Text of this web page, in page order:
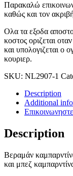
Παρακαλώ
καθώς και τον
Ολα τα εξοδα
κοστος οριζεται
και υπολογιζεται ο
κουριερ.
SKU: NL2907-1
Description
Additional
Description
Βεραμάν
και μπεζ